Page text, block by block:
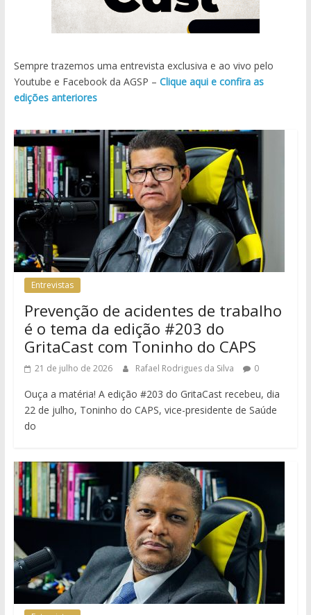
Sempre trazemos uma entrevista exclusiva e ao vivo pelo
Youtube e Facebook da AGSP – Clique aqui e confira as
edições anteriores
Entrevistas
Prevenção de acidentes de trabalho
é o tema da edição #203 do
GritaCast com Toninho do CAPS
21 de julho de 2026 Rafael Rodrigues da Silva 0
Ouça a matéria! A edição #203 do GritaCast recebeu, dia
22 de julho, Toninho do CAPS, vice-presidente de Saúde
do